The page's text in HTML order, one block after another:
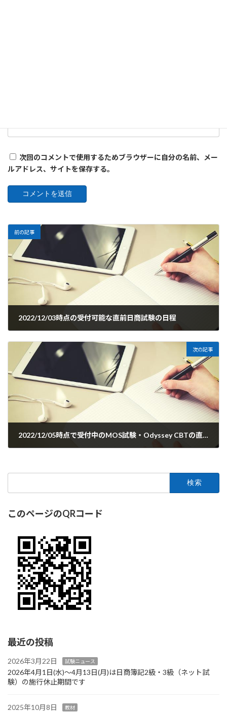
次回のコメントで使用するためブラウザーに自分の名前、メー
ルアドレス、サイトを保存する。
前の記事
2022/12/03時点の受付可能な直前日商試験の日程
次の記事
2022/12/05時点で受付中のMOS試験・Odyssey CBTの直近日程
このページのQRコード
最近の投稿
2026年3月22日 試験ニュース
2026年4月1日(水)～4月13日(月)は日商簿記2級・3級（ネット試
験）の施行休止期間です
2025年10月8日 教材